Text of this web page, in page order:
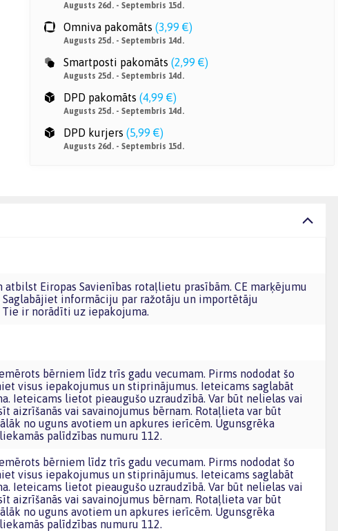
Augusts 26d. - Septembris 15d.
Omniva pakomāts (3,99 €)
Augusts 25d. - Septembris 14d.
Smartposti pakomāts (2,99 €)
Augusts 25d. - Septembris 14d.
DPD pakomāts (4,99 €)
Augusts 25d. - Septembris 14d.
DPD kurjers (5,99 €)
Augusts 26d. - Septembris 15d.
informāciju par ražotāju un importētāju
ir norādīti uz iepakojuma.
visus iepakojumus un stiprinājumus. Ieteicams saglabāt
Ieteicams lietot pieaugušo uzraudzībā. Var būt nelielas vai
aizrīšanās vai savainojumus bērnam. Rotaļlieta var būt
no uguns avotiem un apkures ierīcēm. Ugunsgrēka
palīdzības numuru 112.
visus iepakojumus un stiprinājumus. Ieteicams saglabāt
Ieteicams lietot pieaugušo uzraudzībā. Var būt nelielas vai
aizrīšanās vai savainojumus bērnam. Rotaļlieta var būt
no uguns avotiem un apkures ierīcēm. Ugunsgrēka
palīdzības numuru 112.